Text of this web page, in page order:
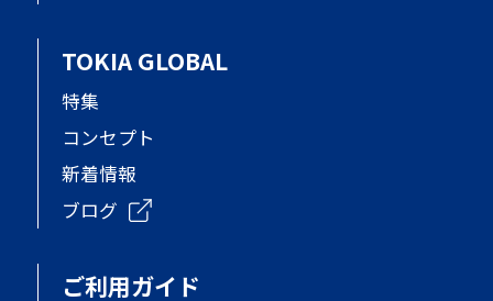
TOKIA GLOBAL
特集
コンセプト
新着情報
ブログ
ご利用ガイド